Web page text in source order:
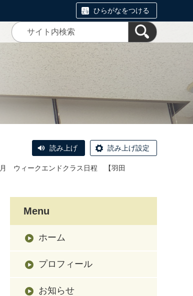
ひらがなをつける
読み上げ 読み上げ設定
月 ウィークエンドクラス日程 【羽田
Menu
ホーム
プロフィール
お知らせ